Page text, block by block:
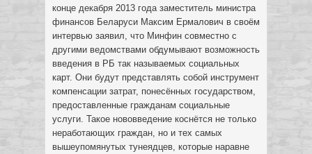
конце декабря 2013 года заместитель министра
финансов Беларуси Максим Ермалович в своём
интервью заявил, что Минфин совместно с
другими ведомствами обдумывают возможность
введения в РБ так называемых социальных
карт. Они будут представлять собой инструмент
компенсации затрат, понесённых государством,
предоставленные гражданам социальные
услуги. Такое нововведение коснётся не только
неработающих граждан, но и тех самых
вышеупомянутых тунеядцев, которые наравне